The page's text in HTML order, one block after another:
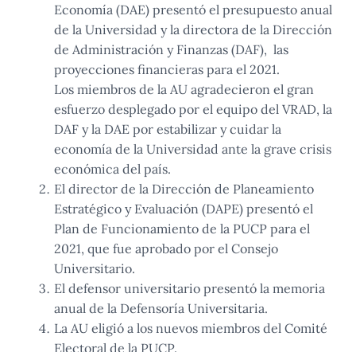
Economía (DAE) presentó el presupuesto anual
de la Universidad y la directora de la Dirección
de Administración y Finanzas (DAF), las
proyecciones financieras para el 2021.
Los miembros de la AU agradecieron el gran
esfuerzo desplegado por el equipo del VRAD, la
DAF y la DAE por estabilizar y cuidar la
economía de la Universidad ante la grave crisis
económica del país.
El director de la Dirección de Planeamiento
Estratégico y Evaluación (DAPE) presentó el
Plan de Funcionamiento de la PUCP para el
2021, que fue aprobado por el Consejo
Universitario.
El defensor universitario presentó la memoria
anual de la Defensoría Universitaria.
La AU eligió a los nuevos miembros del Comité
Electoral de la PUCP.